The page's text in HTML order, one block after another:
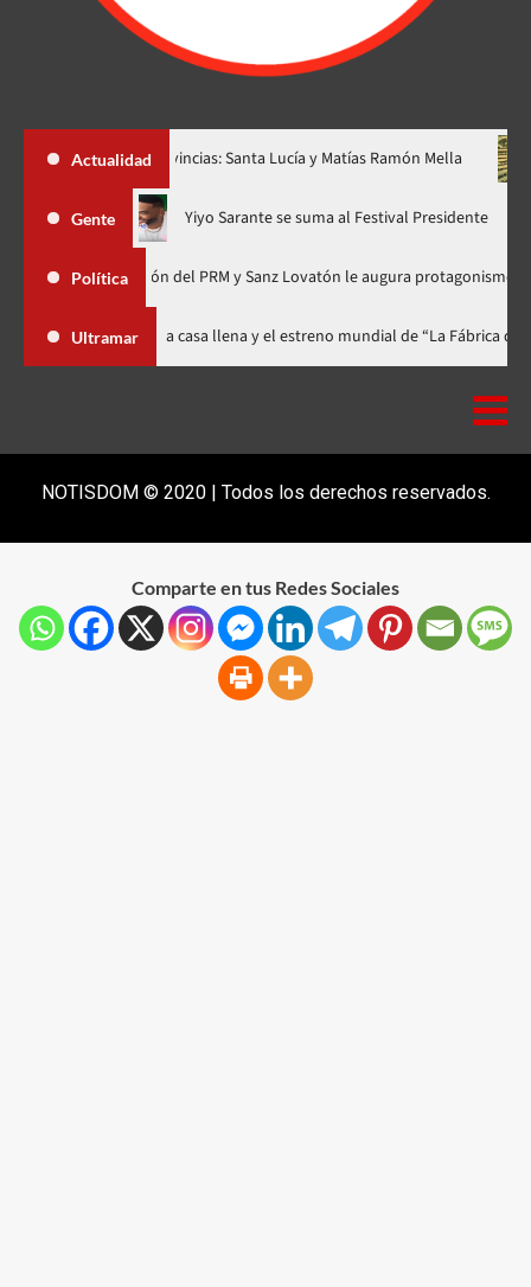
Actualidad
nuevas provincias: Santa Lucía y Matías Ramón Mella
Gente
en nuevo horario Yiyo Sarante se suma al Festival
Política
del PRM y Sanz Lovatón le augura protagonismo político
Ultramar
celebra 15 años con una gala a casa llena y el estreno mundial de
NOTISDOM © 2020 | Todos los derechos reservados.
Comparte en tus Redes Sociales